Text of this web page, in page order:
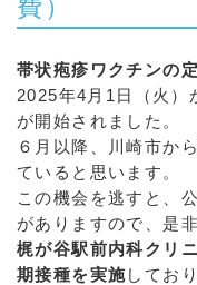
費）
帯状疱疹ワクチンの
2025年4月1日（火）
が開始されました。
６月以降、川崎市か
ていると思います。
この機会を逃すと、
がありますので、是
梶が谷駅前内科クリ
期接種を実施してお